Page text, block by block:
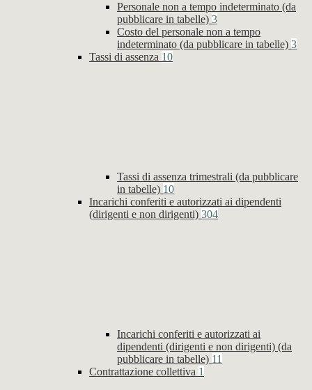
Personale non a tempo indeterminato (da
pubblicare in tabelle) 3
Costo del personale non a tempo
indeterminato (da pubblicare in tabelle) 3
Tassi di assenza 10
Tassi di assenza trimestrali (da pubblicare
in tabelle) 10
Incarichi conferiti e autorizzati ai dipendenti
(dirigenti e non dirigenti) 304
Incarichi conferiti e autorizzati ai
dipendenti (dirigenti e non dirigenti) (da
pubblicare in tabelle) 11
Contrattazione collettiva 1